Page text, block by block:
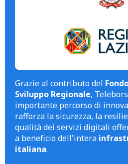
Grazie al contributo del
Sviluppo Regionale,
importante percorso di
rafforza la sicurezza, la
qualità dei servizi digitali
a beneficio dell'intera
italiana.